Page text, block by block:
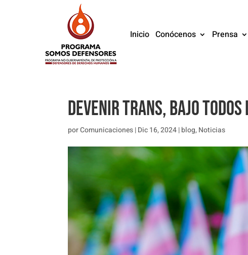
Inicio Conócenos Prensa
Devenir trans, bajo todos
porComunicaciones|Dic 16, 2024|blog,Noticias